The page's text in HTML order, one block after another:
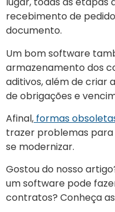
recebimento de
documento.
Um bom software
armazenamento dos
aditivos, além de criar
de obrigações e
Afinal, formas
trazer problemas para
se modernizar.
Gostou do nosso
um software pode
contratos? Conheça